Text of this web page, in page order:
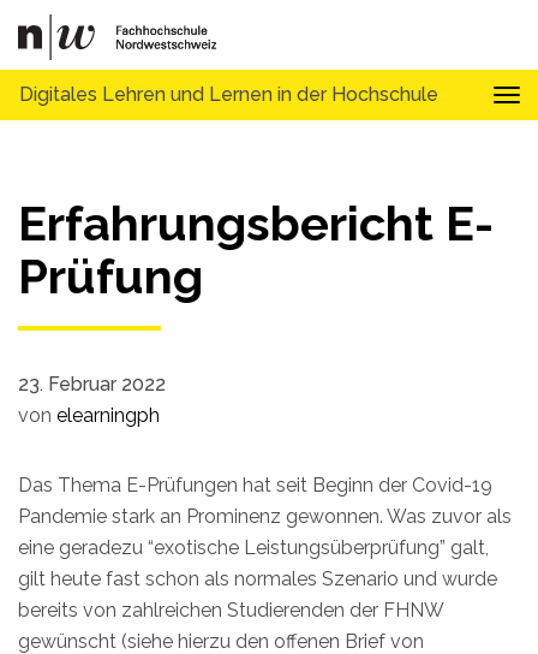
Digitales Lehren und Lernen in der Hochschule
Erfahrungsbericht E-
Prüfung
23. Februar 2022
von elearningph
Das Thema E-Prüfungen hat seit Beginn der Covid-19
Pandemie stark an Prominenz gewonnen. Was zuvor als
eine geradezu “exotische Leistungsüberprüfung” galt,
gilt heute fast schon als normales Szenario und wurde
bereits von zahlreichen Studierenden der FHNW
gewünscht (siehe hierzu den offenen Brief von